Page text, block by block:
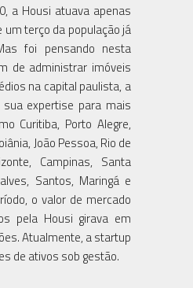
a Housi atuava apenas
um terço da população já
foi pensando nesta
de administrar imóveis
na capital paulista, a
expertise para mais
Curitiba, Porto Alegre,
João Pessoa, Rio de
Campinas, Santa
Santos, Maringá e
o valor de mercado
pela Housi girava em
Atualmente, a startup
de ativos sob gestão.